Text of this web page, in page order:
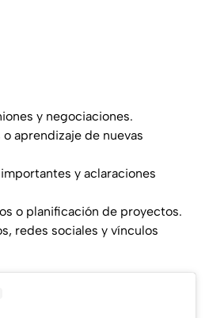
y negociaciones.
aprendizaje de nuevas
y aclaraciones
o planificación de proyectos.
redes sociales y vínculos